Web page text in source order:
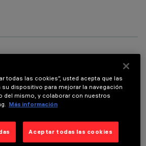
OPCIONALES
todas las cookies”, usted acepta que las
dispositivo para mejorar la navegación
del mismo, y colaborar con nuestros
Más información
Aceptar todas las cookies